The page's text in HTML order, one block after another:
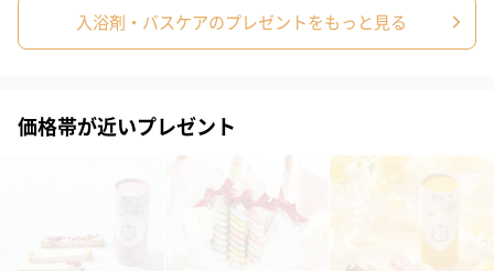
商品の形質上、のしを直接添付できない商品にのし風のカードを
同梱します。
入浴剤・バスケアのプレゼントをもっと見る
価格帯が近いプレゼント